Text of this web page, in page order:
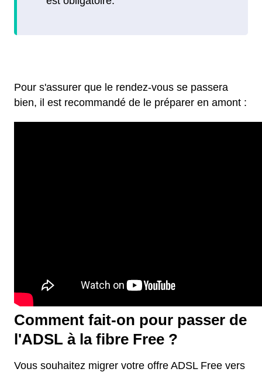
Pour s'assurer que le rendez-vous se passera
bien, il est recommandé de le préparer en amont :
Comment fait-on pour passer de
l'ADSL à la fibre Free ?
Vous souhaitez migrer votre offre ADSL Free vers